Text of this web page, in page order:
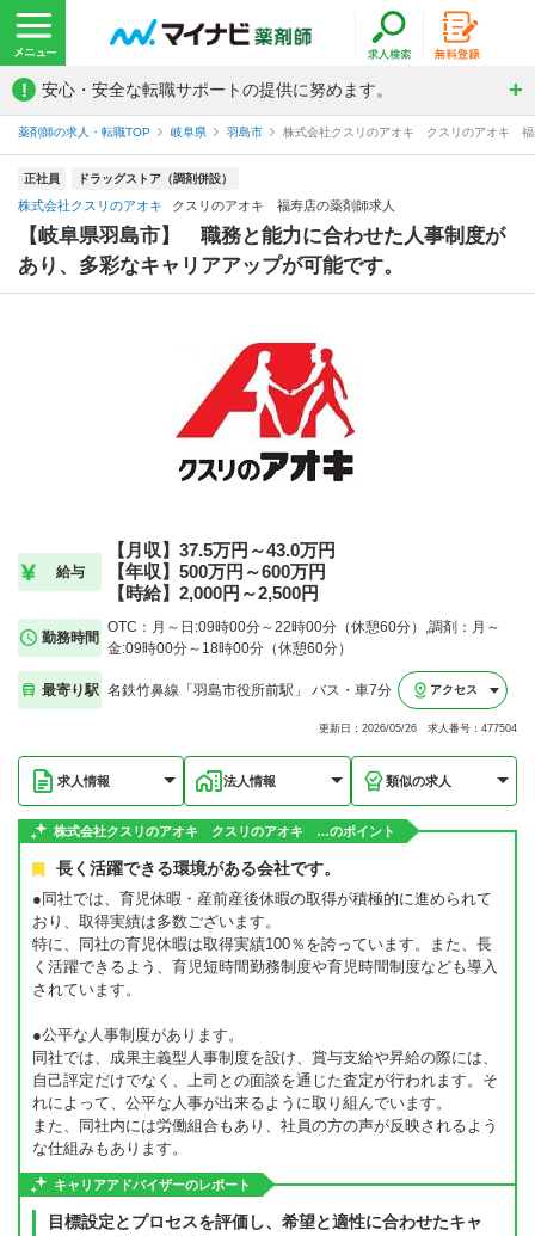
! 安心・安全な転職サポートの提供に努めます。
薬剤師の求人・転職TOP 岐阜県 羽島市 株式会社クスリのアオキ クスリのアオキ 福
正社員 ドラッグストア（調剤併設）
株式会社クスリのアオキ クスリのアオキ 福寿店の薬剤師求人
【岐阜県羽島市】 職務と能力に合わせた人事制度が
あり、多彩なキャリアアップが可能です。
給与
【月収】37.5万円～43.0万円
【年収】500万円～600万円
【時給】2,000円～2,500円
勤務時間
OTC：月～日:09時00分～22時00分（休憩60分）,調剤：月～
金:09時00分～18時00分（休憩60分）
最寄り駅 名鉄竹鼻線「羽島市役所前駅」 バス・車7分 アクセス
更新日：2026/05/26 求人番号：477504
求人情報 法人情報 類似の求人
株式会社クスリのアオキ クスリのアオキ …のポイント
長く活躍できる環境がある会社です。
●同社では、育児休暇・産前産後休暇の取得が積極的に進められて
おり、取得実績は多数ございます。
特に、同社の育児休暇は取得実績100％を誇っています。また、長
く活躍できるよう、育児短時間勤務制度や育児時間制度なども導入
されています。
●公平な人事制度があります。
同社では、成果主義型人事制度を設け、賞与支給や昇給の際には、
自己評定だけでなく、上司との面談を通じた査定が行われます。そ
れによって、公平な人事が出来るように取り組んでいます。
また、同社内には労働組合もあり、社員の方の声が反映されるよう
な仕組みもあります。
キャリアアドバイザーのレポート
目標設定とプロセスを評価し、希望と適性に合わせたキャ